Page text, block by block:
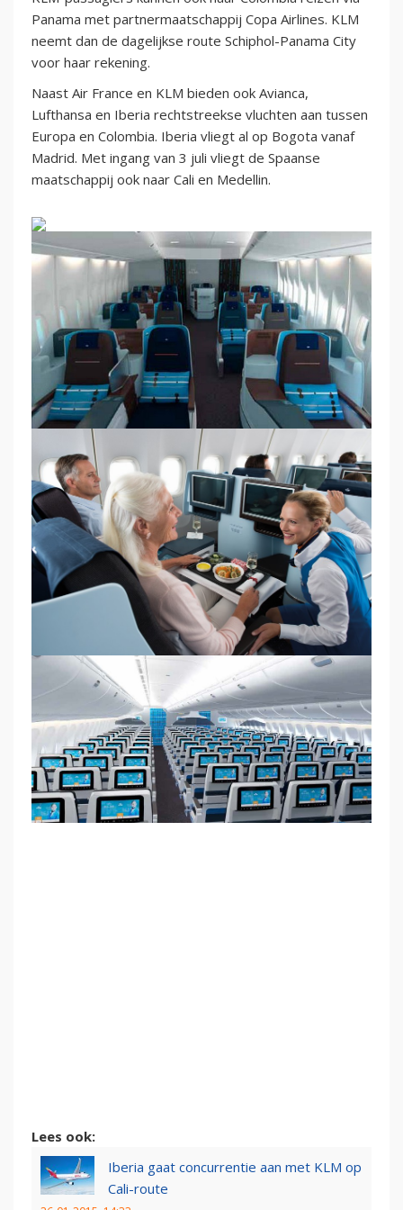
Panama met partnermaatschappij Copa Airlines. KLM
neemt dan de dagelijkse route Schiphol-Panama City
voor haar rekening.
Naast Air France en KLM bieden ook Avianca,
Lufthansa en Iberia rechtstreekse vluchten aan tussen
Europa en Colombia. Iberia vliegt al op Bogota vanaf
Madrid. Met ingang van 3 juli vliegt de Spaanse
maatschappij ook naar Cali en Medellin.
Lees ook:
Iberia gaat concurrentie aan met KLM op
Cali-route